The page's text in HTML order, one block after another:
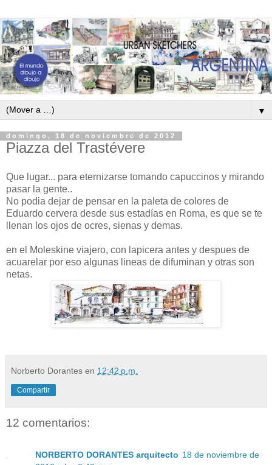
▼
domingo, 18 de noviembre de 2012
Piazza del Trastévere
Que lugar... para eternizarse tomando capuccinos y mirando
pasar la gente..
No podia dejar de pensar en la paleta de colores de
Eduardo cervera desde sus estadías en Roma, es que se te
llenan los ojos de ocres, sienas y demas.
en el Moleskine viajero, con lapicera antes y despues de
acuarelar por eso algunas lineas de difuminan y otras son
netas.
Norberto Dorantes en 12:42 p.m.
Compartir
12 comentarios:
NORBERTO DORANTES arquitecto 18 de noviembre de